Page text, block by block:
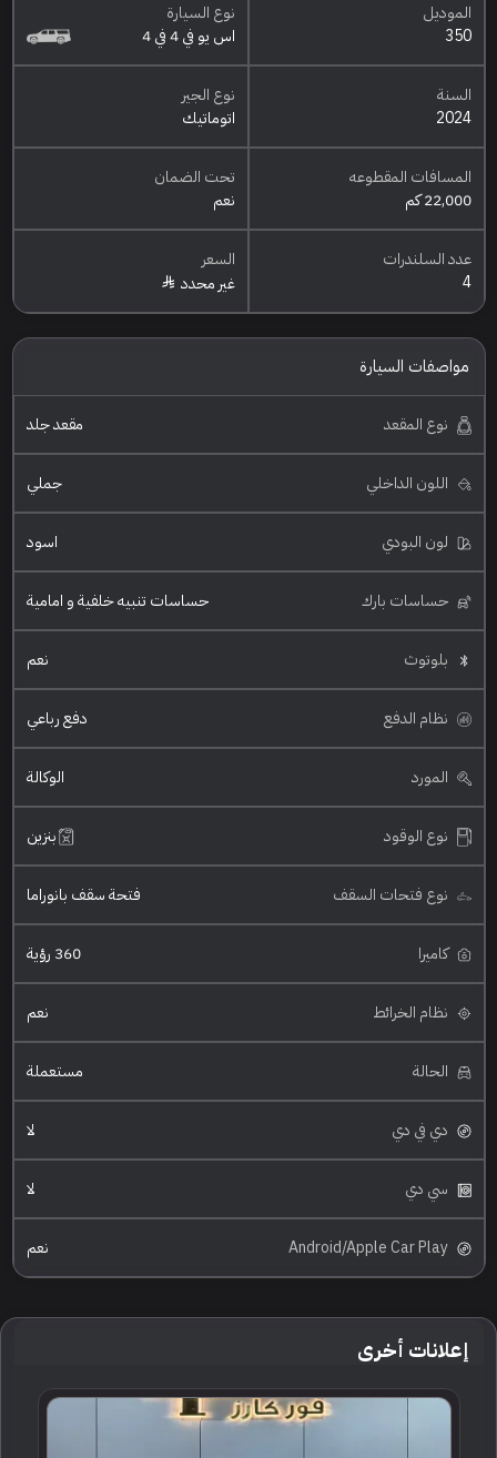
الموديل
350
نوع السيارة
اس يو في 4 في 4
السنة
2024
نوع الجير
اتوماتيك
المسافات المقطوعه
22,000 كم
تحت الضمان
نعم
عدد السلندرات
4
السعر
غير محدد
مواصفات السيارة
نوع المقعد مقعد جلد
اللون الداخلي جملي
لون البودي اسود
حساسات بارك حساسات تنبيه خلفية و امامية
بلوتوث نعم
نظام الدفع دفع رباعي
المورد الوكالة
نوع الوقود بنزين
نوع فتحات السقف فتحة سقف بانوراما
كاميرا 360 رؤية
نظام الخرائط نعم
الحالة مستعملة
دي في دي لا
سي دي لا
Android/Apple Car Play نعم
إعلانات أخرى